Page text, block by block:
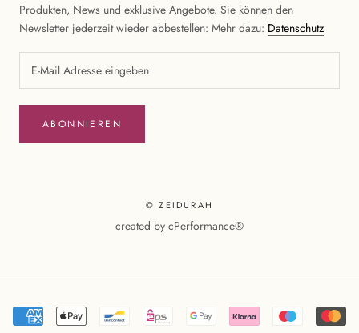
Produkten, News und exklusive Angebote. Sie können den
Newsletter jederzeit wieder abbestellen: Mehr dazu: Datenschutz
ABONNIEREN
© ZEIDURAH
created by cPerformance®